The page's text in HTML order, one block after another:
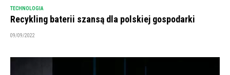
TECHNOLOGIA
Recykling baterii szansą dla polskiej gospodarki
09/09/2022